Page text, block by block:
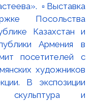
▫️Выставка
Посольства
Казахстан и
Армения в
посетителей с
художников
В экспозиции
скульптура и